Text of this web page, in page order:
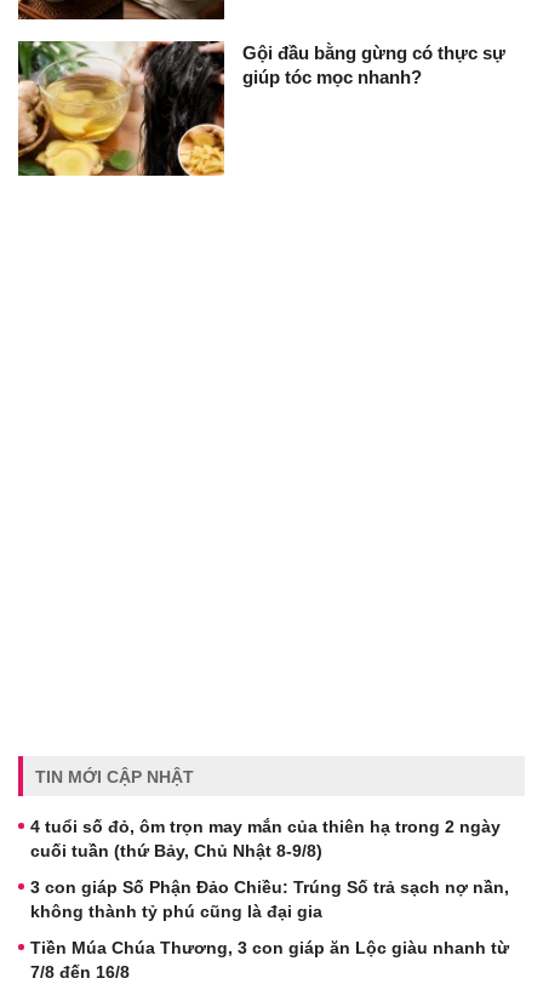
Gội đầu bằng gừng có thực sự
giúp tóc mọc nhanh?
TIN MỚI CẬP NHẬT
4 tuổi số đỏ, ôm trọn may mắn của thiên hạ trong 2 ngày
cuối tuần (thứ Bảy, Chủ Nhật 8-9/8)
3 con giáp Số Phận Đảo Chiều: Trúng Số trả sạch nợ nần,
không thành tỷ phú cũng là đại gia
Tiền Múa Chúa Thương, 3 con giáp ăn Lộc giàu nhanh từ
7/8 đến 16/8